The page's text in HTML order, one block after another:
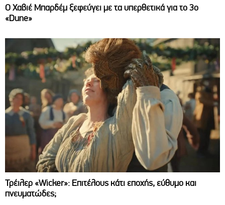
O Χαβιέ Μπαρδέμ ξεφεύγει με τα υπερθετικά για το 3ο
«Dune»
Τρέιλερ «Wicker»: Επιτέλους κάτι εποχής, εύθυμο και
πνευματώδες;